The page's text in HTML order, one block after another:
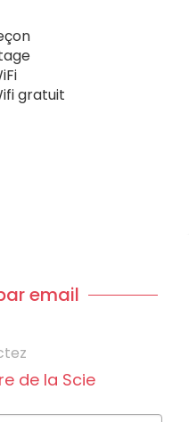
gratuit
email
de la Scie